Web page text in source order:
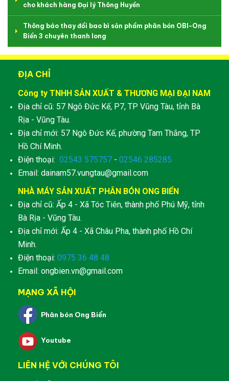
cho khách hàng Đại lý Thông Huyền
Thông báo thay đổi bao bì sản phẩm phân bón OBI-Ong
Biển 3 chuyên thanh long
ĐỊA CHỈ
Công ty TNHH SẢN XUẤT & THƯƠNG MẠI ĐẠI NAM
Địa chỉ cũ: 57 Ngô Đức Kế, P7, TP Vũng Tàu, tỉnh Bà
Rịa - Vũng Tàu.
Địa chỉ mới: 57 Ngô Đức Kế, phường Tam Thắng, TP
Hồ Chí Minh.
Điện thoại: 02543 575757 - 02546 285285
Email: dainam57.vungtau@gmail.com
NHÀ MÁY SẢN XUẤT PHÂN BÓN ONG BIỂN
Địa chỉ cũ: Ấp 4 - Xã Tóc Tiên, thành phố Phú Mỹ, tỉnh
Bà Rịa - Vũng Tàu.
Địa chỉ mới: Ấp 4 - Xã Châu Pha, thành phố Hồ Chí
Minh.
Điện thoại: 0975 36 48 48
Email: ongbien.vn@gmail.com
MẠNG XÃ HỘI
Phân bón Ong Biển
Youtube
LIÊN HỆ VỚI CHÚNG TÔI